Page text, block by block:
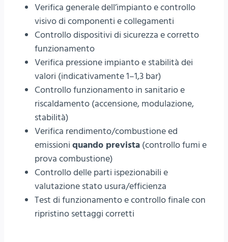
Verifica generale dell’impianto e controllo
visivo di componenti e collegamenti
Controllo dispositivi di sicurezza e corretto
funzionamento
Verifica pressione impianto e stabilità dei
valori (indicativamente 1–1,3 bar)
Controllo funzionamento in sanitario e
riscaldamento (accensione, modulazione,
stabilità)
Verifica rendimento/combustione ed
emissioni quando prevista (controllo fumi e
prova combustione)
Controllo delle parti ispezionabili e
valutazione stato usura/efficienza
Test di funzionamento e controllo finale con
ripristino settaggi corretti